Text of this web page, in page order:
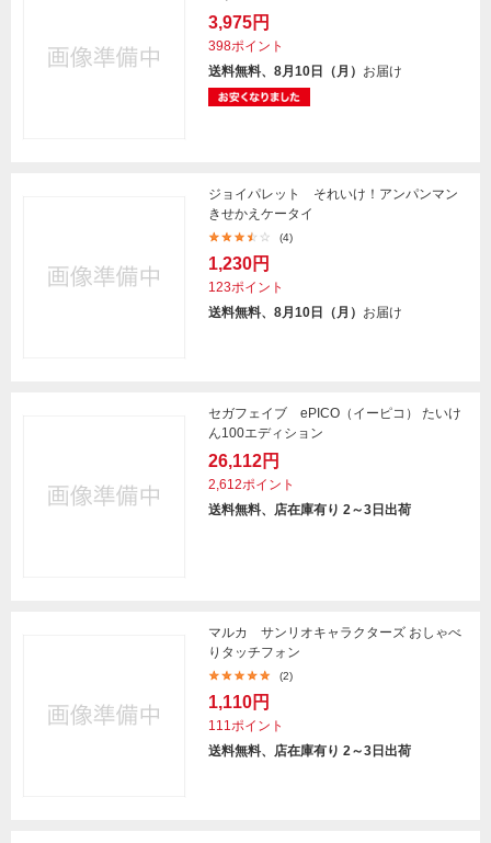
3,975円
398ポイント
送料無料、8月10日（月） お届け
ジョイパレット それいけ！アンパンマン
きせかえケータイ
(4)
1,230円
123ポイント
送料無料、8月10日（月） お届け
セガフェイブ ePICO（イーピコ） たいけ
ん100エディション
26,112円
2,612ポイント
送料無料、店在庫有り 2～3日出荷
マルカ サンリオキャラクターズ おしゃべ
りタッチフォン
(2)
1,110円
111ポイント
送料無料、店在庫有り 2～3日出荷